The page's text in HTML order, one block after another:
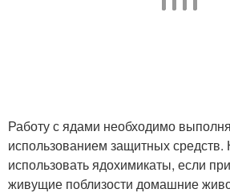
Работу с ядами необходимо
использованием защитных средств.
использовать ядохимикаты, если
живущие поблизости домашние